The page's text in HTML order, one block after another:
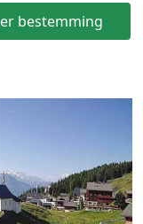
bestemming